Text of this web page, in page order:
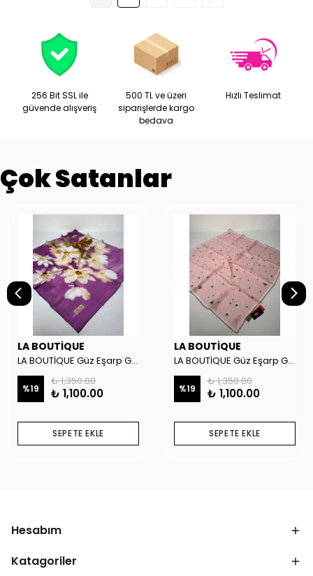
256 Bit SSL ile
güvende alışveriş
500 TL ve üzeri
siparişlerde kargo
bedava
Hızlı Teslimat
Çok Satanlar
LA BOUTİQUE
LA BOUTİQUE Güz Eşarp GYSE262908
%19
₺ 1,350.00
₺ 1,100.00
SEPETE EKLE
LA BOUTİQUE
LA BOUTİQUE Güz Eşarp GYSE130804
%19
₺ 1,350.00
₺ 1,100.00
SEPETE EKLE
Hesabım
Katagoriler